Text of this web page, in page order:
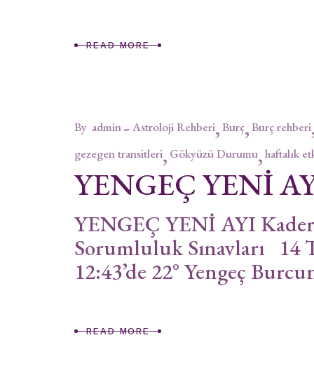
READ MORE
By admin Astroloji Rehberi Burç Burç rehberi
gezegen transitleri Gökyüzü Durumu haftalık
YENGEÇ YENİ
YENGEÇ YENİ AYI
Sorumluluk Sınavları 14
12:43’de 22° Yengeç
READ MORE